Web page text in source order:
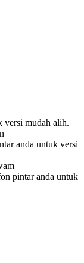
versi mudah alih.
anda untuk versi
pintar anda untuk